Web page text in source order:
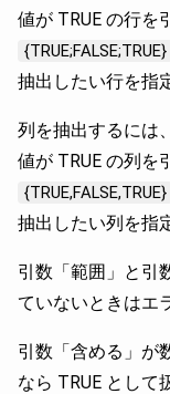
値が TRUE の行を
{TRUE;FALSE;TRUE}
抽出したい行を指
列を抽出するには
値が TRUE の列を
{TRUE,FALSE,TRUE}
抽出したい列を指
引数「範囲」と引
ていないときはエ
引数「含める」が
なら TRUE として